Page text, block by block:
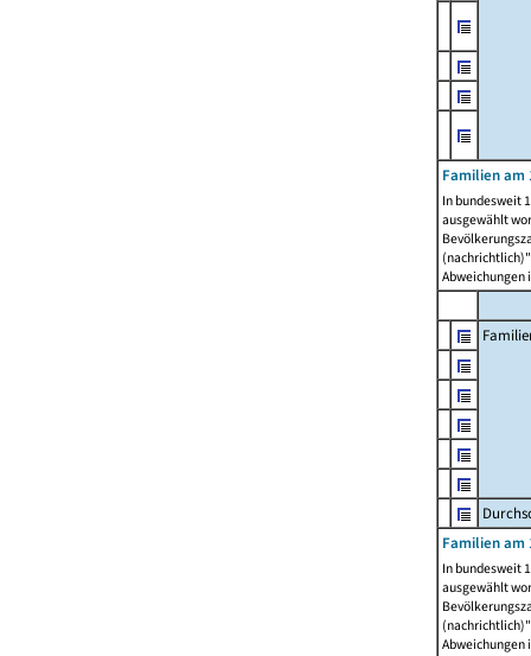
Familien am
In bundesweit
ausgewählt
Abweichungen
Familien am
In bundesweit
ausgewählt
Abweichungen